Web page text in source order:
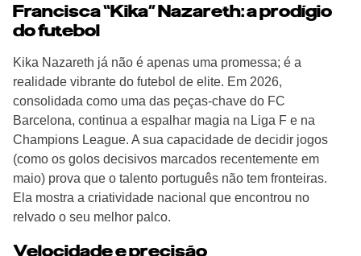
Francisca “Kika” Nazareth: a prodígio
do futebol
Kika Nazareth já não é apenas uma promessa; é a
realidade vibrante do futebol de elite. Em 2026,
consolidada como uma das peças-chave do FC
Barcelona, continua a espalhar magia na Liga F e na
Champions League. A sua capacidade de decidir jogos
(como os golos decisivos marcados recentemente em
maio) prova que o talento português não tem fronteiras.
Ela mostra a criatividade nacional que encontrou no
relvado o seu melhor palco.
Velocidade e precisão